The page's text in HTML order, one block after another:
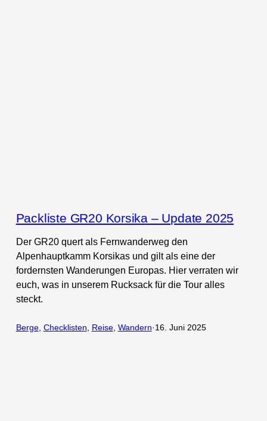
Packliste GR20 Korsika – Update 2025
Der GR20 quert als Fernwanderweg den
Alpenhauptkamm Korsikas und gilt als eine der
fordernsten Wanderungen Europas. Hier verraten wir
euch, was in unserem Rucksack für die Tour alles
steckt.
Berge, Checklisten, Reise, Wandern·16. Juni 2025